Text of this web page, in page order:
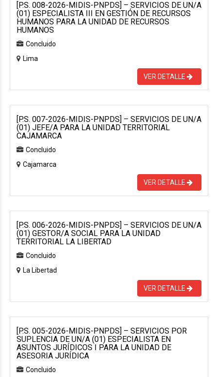
[P.S. 008-2026-MIDIS-PNPDS] – SERVICIOS DE UN/A
(01) ESPECIALISTA III EN GESTIÓN DE RECURSOS
HUMANOS PARA LA UNIDAD DE RECURSOS
HUMANOS
Concluido
Lima
VER DETALLE
[P.S. 007-2026-MIDIS-PNPDS] – SERVICIOS DE UN/A
(01) JEFE/A PARA LA UNIDAD TERRITORIAL
CAJAMARCA
Concluido
Cajamarca
VER DETALLE
[P.S. 006-2026-MIDIS-PNPDS] – SERVICIOS DE UN/A
(01) GESTOR/A SOCIAL PARA LA UNIDAD
TERRITORIAL LA LIBERTAD
Concluido
La Libertad
VER DETALLE
[P.S. 005-2026-MIDIS-PNPDS] – SERVICIOS POR
SUPLENCIA DE UN/A (01) ESPECIALISTA EN
ASUNTOS JURÍDICOS I PARA LA UNIDAD DE
ASESORIA JURÍDICA
Concluido